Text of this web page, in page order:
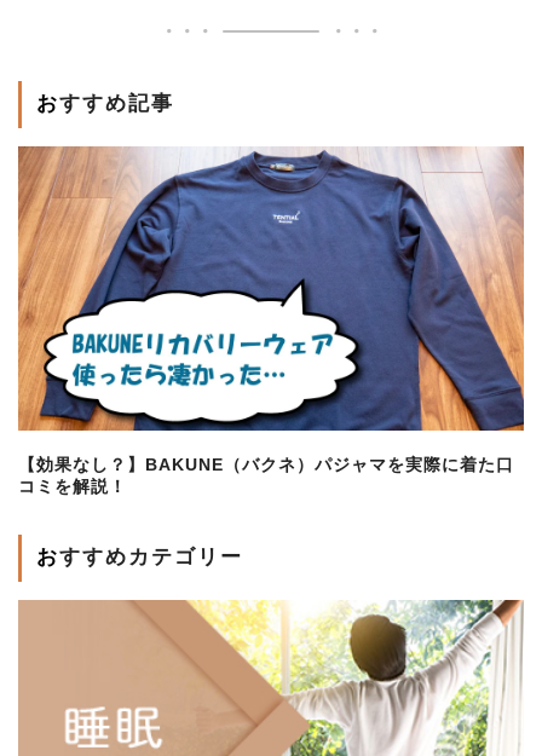
おすすめ記事
【効果なし？】BAKUNE（バクネ）パジャマを実際に着た口
コミを解説！
おすすめカテゴリー